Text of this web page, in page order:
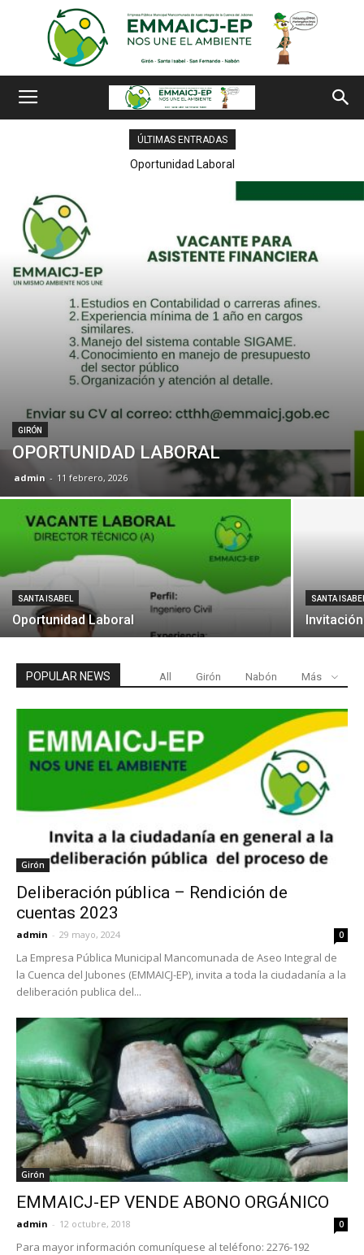
ÚLTIMAS ENTRADAS
OPORTUNIDAD LABORAL
Oportunidad Laboral
GIRÓN
OPORTUNIDAD LABORAL
admin - 11 febrero, 2026
SANTA ISABEL
Oportunidad Laboral
SANTA
POPULAR NEWS All Girón Nabón Más
Girón
Deliberación pública – Rendición de
cuentas 2023
admin - 29 mayo, 2024 0
La Empresa Pública Municipal Mancomunada de Aseo Integral de
la Cuenca del Jubones (EMMAICJ-EP), invita a toda la ciudadanía a la
deliberación publica del...
Girón
EMMAICJ-EP VENDE ABONO ORGÁNICO
admin - 12 octubre, 2018 0
Para mayor información comuníquese al teléfono: 2276-192